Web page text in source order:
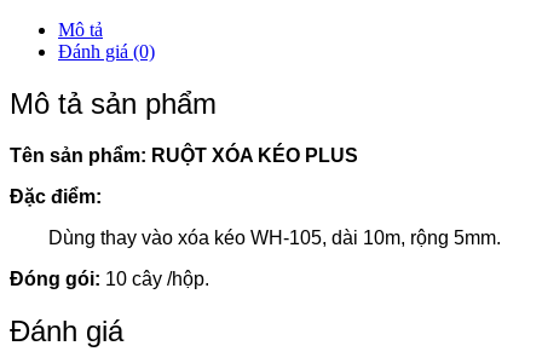
Mô tả
Đánh giá (0)
Mô tả sản phẩm
Tên sản phẩm: RUỘT XÓA KÉO PLUS
Đặc điểm:
Dùng thay vào xóa kéo WH-105, dài 10m, rộng 5mm.
Đóng gói: 10 cây /hộp.
Đánh giá